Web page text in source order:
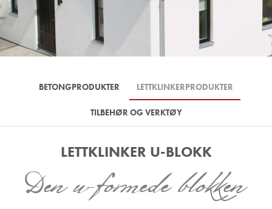
BETONGPRODUKTER LETTKLINKERPRODUKTER
TILBEHØR OG VERKTØY
LETTKLINKER U-BLOKK
Den u-formede blokken